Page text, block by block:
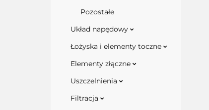
Pozostałe
Układ napędowy
Łożyska i elementy toczne
Elementy złączne
Uszczelnienia
Filtracja